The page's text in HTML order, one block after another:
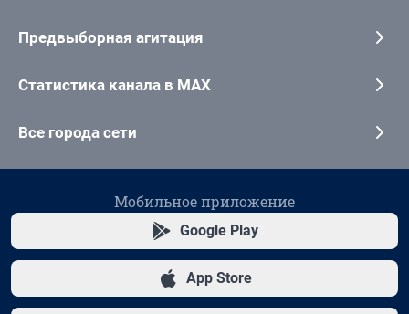
Предвыборная агитация
Статистика канала в MAX
Все города сети
Мобильное приложение
Google Play
App Store